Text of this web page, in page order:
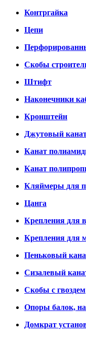
Контргайка
Цепи
Скобы
Штифт
Наконечники
Кронштейн
Джутовый
Канат
Канат
Кляймеры для
Цанга
Крепления для
Крепления для
Пеньковый
Сизалевый
Скобы с гвоздем
Опоры балок,
Домкрат